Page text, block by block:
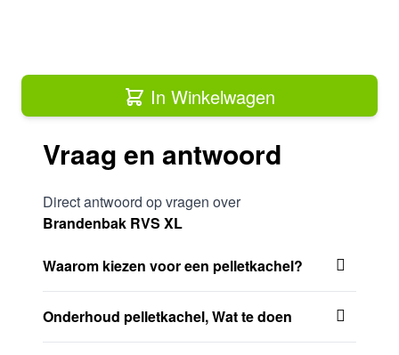
In Winkelwagen
Vraag en antwoord
Direct antwoord op vragen over
Brandenbak RVS XL
Waarom kiezen voor een pelletkachel?
Onderhoud pelletkachel, Wat te doen